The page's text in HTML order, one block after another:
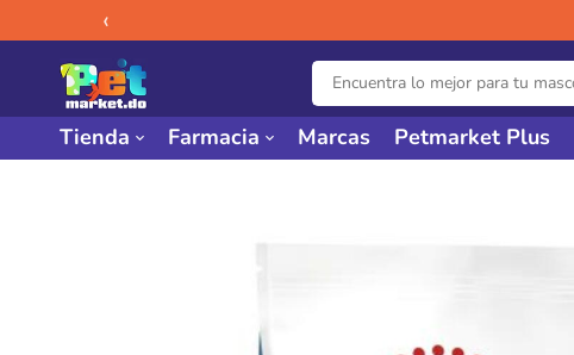
‹
Tienda Farmacia Marcas Petmarket Plus